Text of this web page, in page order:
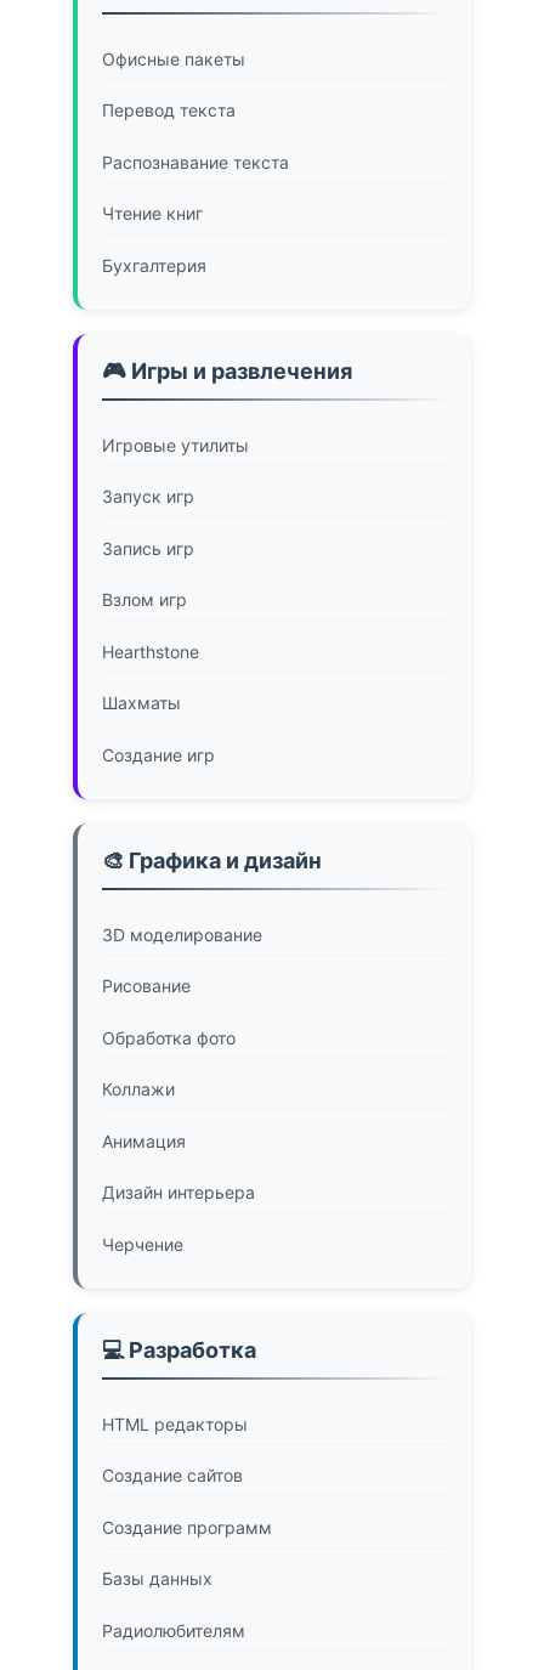
Офисные пакеты
Перевод текста
Распознавание текста
Чтение книг
Бухгалтерия
🎮 Игры и развлечения
Игровые утилиты
Запуск игр
Запись игр
Взлом игр
Hearthstone
Шахматы
Создание игр
🎨 Графика и дизайн
3D моделирование
Рисование
Обработка фото
Коллажи
Анимация
Дизайн интерьера
Черчение
💻 Разработка
HTML редакторы
Создание сайтов
Создание программ
Базы данных
Радиолюбителям